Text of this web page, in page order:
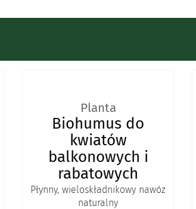
Planta
Biohumus do
kwiatów
balkonowych i
rabatowych
Płynny, wieloskładnikowy nawóz
naturalny